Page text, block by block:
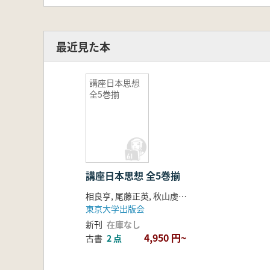
主従の関係 / 石井進著
「時間」
日読みの思想 : 神話と習俗 / 宮田登著
末代・末法と浄土信仰 / 目崎徳衛著
禅仏教の時間論 / 柳田聖山著
持続と変革 : 神話から歴史へ / 大隅和
殉教と復活 / 尾原悟著
うき世の思想 / 神保五彌著
近世武士における死と時間の意識 :
本居宣長のうちに住む歴史のかたち /
最近見た本
講座日本思想
全5巻揃
講座日本思想 全5巻揃
相良亨, 尾藤正英, 秋山虔 編
東京大学出版会
新刊 在庫なし
古書 2 点 4,950 円~